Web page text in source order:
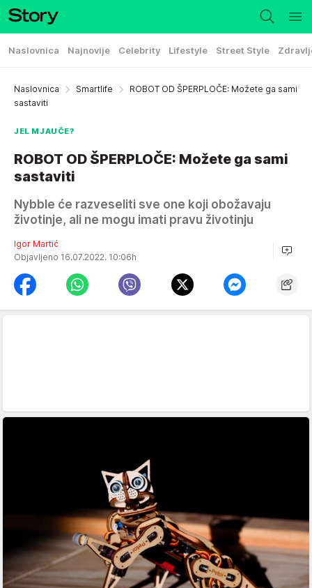
Naslovnica Najnovije Celebrity Lifestyle Street Style
Naslovnica Smartlife
ROBOT OD ŠPERPLOČE: Možete ga sami
sastaviti
JEL MJAUČE?
ROBOT OD ŠPERPLOČE: Možete ga sami
sastaviti
Nybble će razveseliti sve one koji obožavaju
životinje, ali ne mogu imati pravu životinju
Igor Martić
Objavljeno 16.07.2022. 10:06h